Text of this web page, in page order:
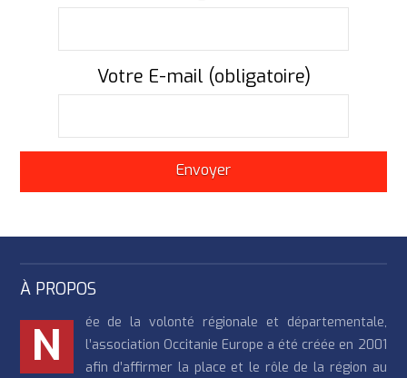
Votre E-mail (obligatoire)
À PROPOS
N
ée de la volonté régionale et départementale,
l’association Occitanie Europe a été créée en 2001
afin d’affirmer la place et le rôle de la région au